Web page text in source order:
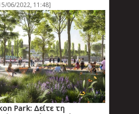
06/2022, 11:48]
Park: Δείτε τη